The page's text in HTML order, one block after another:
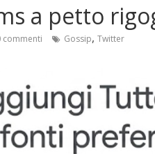
a petto
commenti Gossip, Twitter